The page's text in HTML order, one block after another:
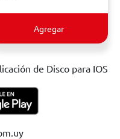
Agregar
de Disco para IOS